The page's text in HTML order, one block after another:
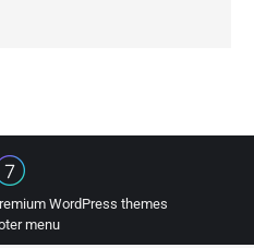
WordPress themes
menu